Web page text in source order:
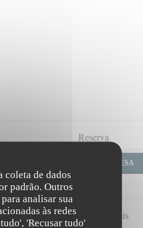
coleta de dados
padrão. Outros
analisar sua
às redes
'Recusar tudo'
Reserva
RESERVAR UMA MESA
Informações gerais